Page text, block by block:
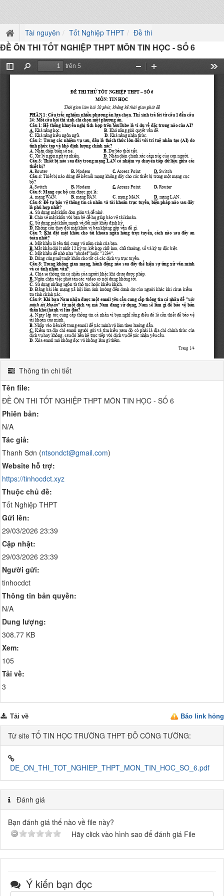
Tài nguyên Tốt Nghiệp THPT Đề thi
ĐỀ ÔN THI TỐT NGHIỆP THPT MÔN TIN HỌC - SỐ 6
Thông tin chi tiết
Tên file:
ĐỀ ÔN THI TỐT NGHIỆP THPT MÔN TIN HỌC - SỐ 6
Phiên bản:
N/A
Tác giả:
Thanh Sơn (ntsondct@gmail.com)
Website hỗ trợ:
https://tinhocdct.xyz
Thuộc chủ đề:
Tốt Nghiệp THPT
Gửi lên:
29/03/2026 23:39
Cập nhật:
29/03/2026 23:39
Người gửi:
tinhocdct
Thông tin bản quyền:
N/A
Dung lượng:
308.77 KB
Xem:
105
Tải về:
3
Báo link hỏng
Tải về
Từ site TỔ TIN HỌC TRƯỜNG THPT ĐỖ CÔNG TƯỜNG:
DE_ON_THI_TOT_NGHIEP_THPT_MON_TIN_HOC_SO_6.pdf
Đánh giá
Bạn đánh giá thế nào về file này?
Hãy click vào hình sao để đánh giá File
Ý kiến bạn đọc